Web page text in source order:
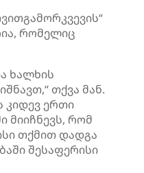
რომელიც
ხალხის
თქვა მან.
კიდევ ერთი
მიიჩნევს, რომ
თქმით დადგა
შესაფერისი